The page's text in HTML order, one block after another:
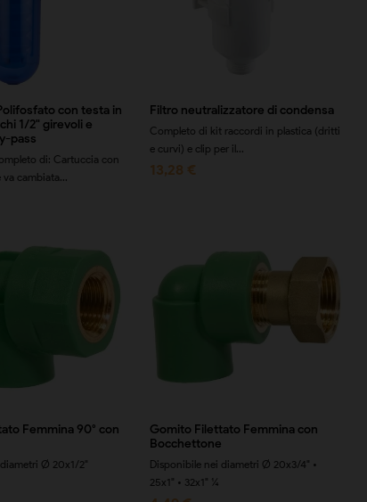
con testa in
1/2" girevoli e
pass
di: Cartuccia con
cambiata...
Filtro neutralizzatore di condensa
Completo di kit raccordi in plastica (dritti
e curvi) e clip per il...
13,28 €
Femmina 90° con
Ø 20x1/2"
Gomito Filettato Femmina con
Bocchettone
Disponibile nei diametri Ø 20x3/4" •
25x1" • 32x1" ¼